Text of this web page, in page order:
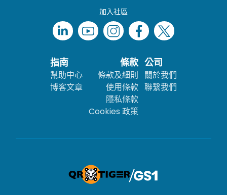
加入社區
指南
幫助中心
博客文章
條款
條款及細則
使用條款
隱私條款
Cookies 政策
公司
關於我們
聯繫我們